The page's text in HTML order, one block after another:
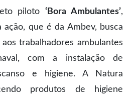
piloto‘Bora Ambulantes’,
ação, que é da Ambev, busca
trabalhadores ambulantes
com a instalação de
e higiene. A Natura
produtos de higiene